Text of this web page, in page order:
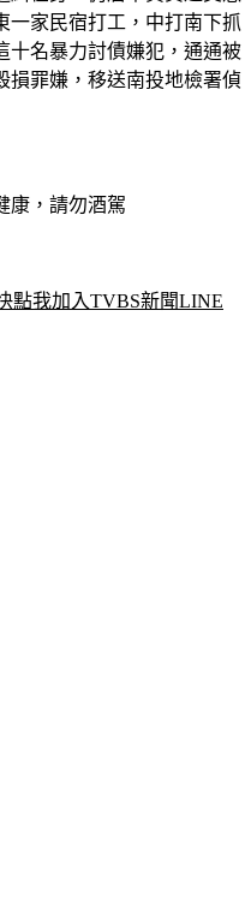
一家民宿打工，中打南下抓
十名暴力討債嫌犯，通通被
損罪嫌，移送南投地檢署偵
康，請勿酒駕
點我加入TVBS新聞LINE